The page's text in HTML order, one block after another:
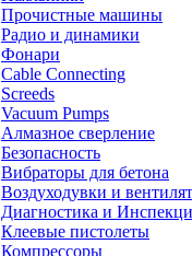
Прочистные машины
Радио и динамики
Фонари
Cable Connecting
Screeds
Vacuum Pumps
Алмазное сверление
Безопасность
Вибраторы для бетона
Воздуходувки и
Диагностика и
Клеевые пистолеты
Компрессоры